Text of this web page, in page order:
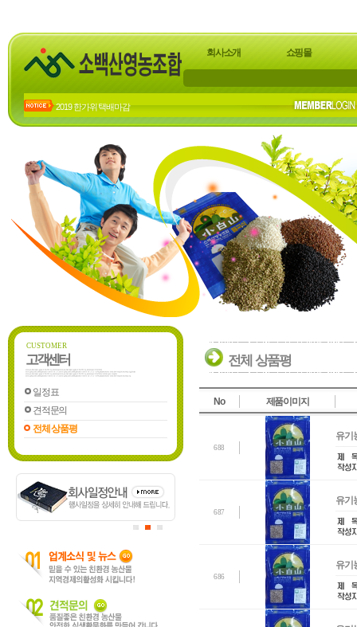
회사소개 쇼핑몰
2019 한가위 택배마감
2018년 한가위 배송 마감
22년 하계휴가 공지
20년 하계휴가공지
CUSTOMER
고객센터
일정표
견적문의
전체 상품평
전체 상품평
No 제품이미지
688
유기
687
유기
686
유기